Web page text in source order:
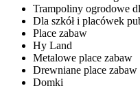
Trampoliny ogrodowe
Dla szkół i placówek
Place zabaw
Hy Land
Metalowe place zabaw
Drewniane place zabaw
Domki